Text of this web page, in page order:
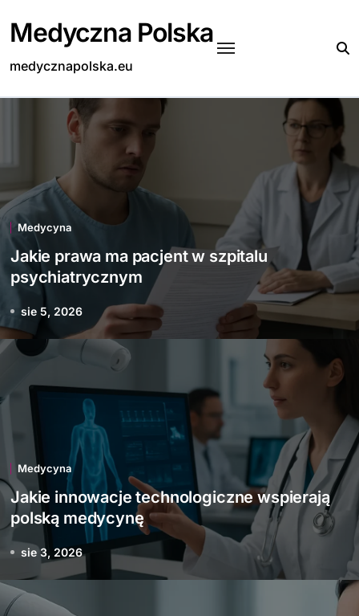
content
Medyczna Polska
medycznapolska.eu
Medycyna
Jakie prawa ma pacjent w szpitalu
psychiatrycznym
sie 5, 2026
Medycyna
Jakie innowacje technologiczne wspierają
polską medycynę
sie 3, 2026